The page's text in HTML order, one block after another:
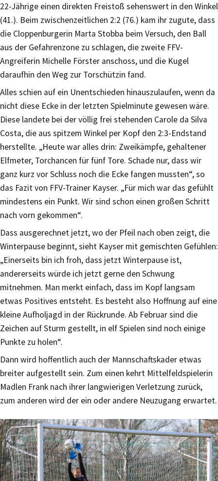
22-Jährige einen direkten Freistoß sehenswert in den Winkel
(41.). Beim zwischenzeitlichen 2:2 (76.) kam ihr zugute, dass
die Cloppenburgerin Marta Stobba beim Versuch, den Ball
aus der Gefahrenzone zu schlagen, die zweite FFV-
Angreiferin Michelle Förster anschoss, und die Kugel
daraufhin den Weg zur Torschützin fand.
Alles schien auf ein Unentschieden hinauszulaufen, wenn da
nicht diese Ecke in der letzten Spielminute gewesen wäre.
Diese landete bei der völlig frei stehenden Carole da Silva
Costa, die aus spitzem Winkel per Kopf den 2:3-Endstand
herstellte. „Heute war alles drin: Zweikämpfe, gehaltener
Elfmeter, Torchancen für fünf Tore. Schade nur, dass wir
ganz kurz vor Schluss noch die Ecke fangen mussten“, so
das Fazit von FFV-Trainer Kayser. „Für mich war das gefühlt
mindestens ein Punkt. Wir sind schon einen großen Schritt
nach vorn gekommen“.
Dass ausgerechnet jetzt, wo der Pfeil nach oben zeigt, die
Winterpause beginnt, sieht Kayser mit gemischten Gefühlen:
„Einerseits bin ich froh, dass jetzt Winterpause ist,
andererseits würde ich jetzt gerne den Schwung
mitnehmen. Man merkt einfach, dass im Kopf langsam
etwas Positives entsteht. Es besteht also Hoffnung auf eine
kleine Aufholjagd in der Rückrunde. Ab Februar sind die
Zeichen auf Sturm gestellt, in elf Spielen sind noch einige
Punkte zu holen“.
Dann wird hoffentlich auch der Mannschaftskader etwas
breiter aufgestellt sein. Zum einen kehrt Mittelfeldspielerin
Madlen Frank nach ihrer langwierigen Verletzung zurück,
zum anderen wird der ein oder andere Neuzugang erwartet.